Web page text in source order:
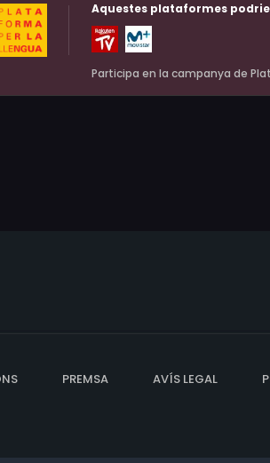
Aquestes plataformes
Participa en la campanya de
PREMSA AVÍS LEGAL